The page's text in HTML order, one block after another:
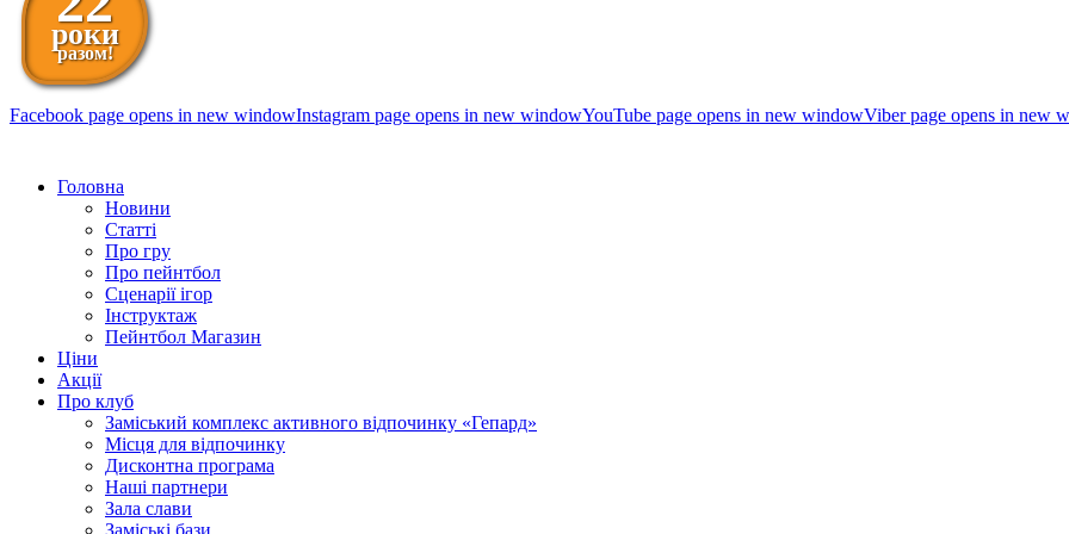
роки
разом!
Facebook page opens in new windowInstagram page opens in new windowYouTube page opens in new windowViber page opens in new
Головна
Новини
Статті
Про гру
Про пейнтбол
Сценарії ігор
Інструктаж
Пейнтбол Магазин
Ціни
Акції
Про клуб
Заміський комплекс активного відпочинку «Гепард»
Місця для відпочинку
Дисконтна програма
Наші партнери
Зала слави
Заміські бази